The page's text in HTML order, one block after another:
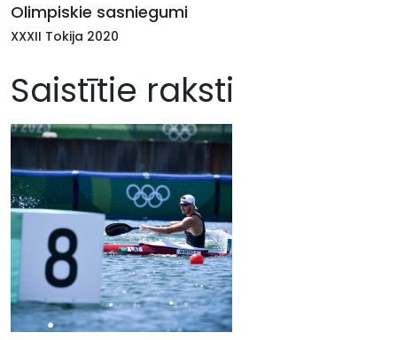
Olimpiskie sasniegumi
XXXII Tokija 2020
Saistītie raksti